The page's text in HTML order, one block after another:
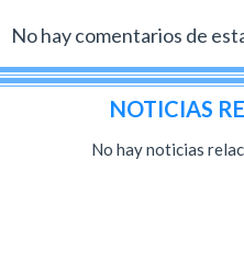
No hay comentarios de
NOTICIAS
No hay noticias